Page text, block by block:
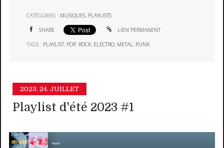
CATÉGORIES : MUSIQUES, PLAYLISTS
SHARE LIEN PERMANENT
TAGS : PLAYLIST, POP, ROCK, ELECTRO, METAL , PUNK
2023. 24. JUILLET
Playlist d'été 2023 #1